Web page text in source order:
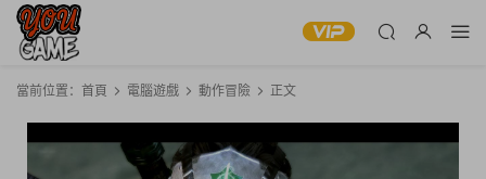
當前位置： 首頁 電腦遊戲 動作冒險 正文